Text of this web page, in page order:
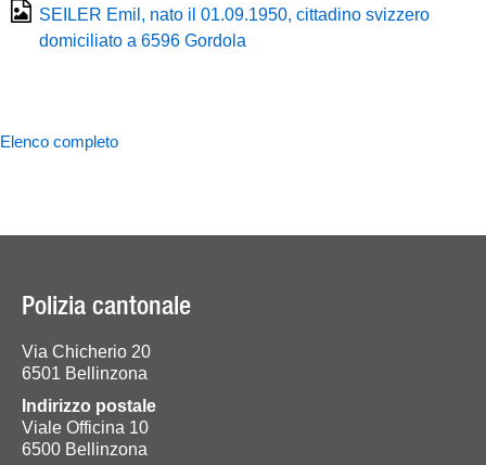
SEILER Emil, nato il 01.09.1950, cittadino svizzero
domiciliato a 6596 Gordola
Elenco completo
Polizia cantonale
Via Chicherio 20
6501 Bellinzona
Indirizzo postale
Viale Officina 10
6500 Bellinzona